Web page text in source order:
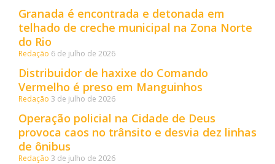
Granada é encontrada e detonada em
telhado de creche municipal na Zona Norte
do Rio
Redação 6 de julho de 2026
Distribuidor de haxixe do Comando
Vermelho é preso em Manguinhos
Redação 3 de julho de 2026
Operação policial na Cidade de Deus
provoca caos no trânsito e desvia dez linhas
de ônibus
Redação 3 de julho de 2026